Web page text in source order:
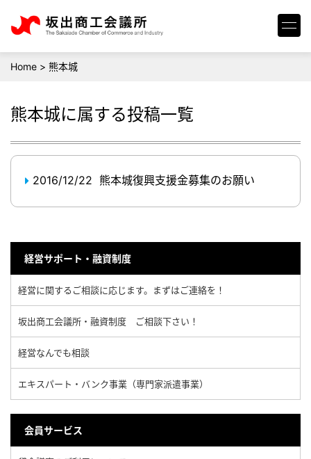
Home > 熊本城
熊本城に属する投稿一覧
2016/12/22 熊本城復興支援金募集のお願い
経営サポート・融資制度
経営に関するご相談に応じます。まずはご連絡を！
坂出商工会議所・融資制度 ご相談下さい！
経営なんでも相談
エキスパート・バンク事業（専門家派遣事業）
会員サービス